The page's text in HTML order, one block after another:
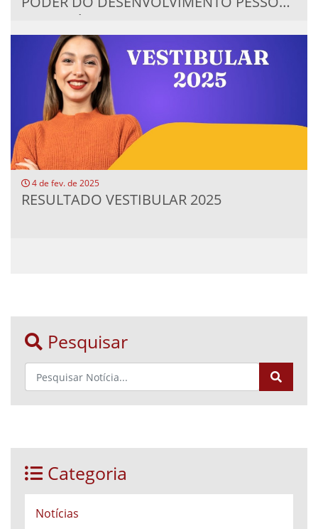
4 de fev. de 2025
RESULTADO VESTIBULAR 2025
Pesquisar
Categoria
Notícias